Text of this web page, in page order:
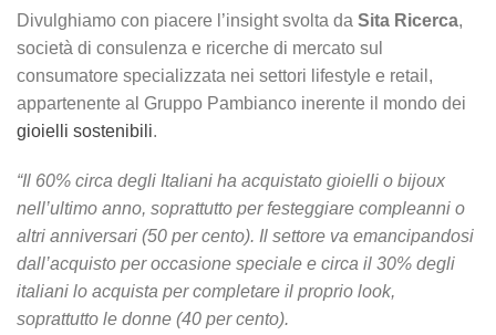
Divulghiamo con piacere l’insight svolta da Sita Ricerca,
società di consulenza e ricerche di mercato sul
consumatore specializzata nei settori lifestyle e retail,
appartenente al Gruppo Pambianco inerente il mondo dei
gioielli sostenibili.
“Il 60% circa degli Italiani ha acquistato gioielli o bijoux
nell’ultimo anno, soprattutto per festeggiare compleanni o
altri anniversari (50 per cento). Il settore va emancipandosi
dall’acquisto per occasione speciale e circa il 30% degli
italiani lo acquista per completare il proprio look,
soprattutto le donne (40 per cento).